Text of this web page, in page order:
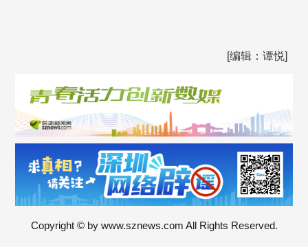
[编辑：谭悦]
Copyright © by www.sznews.com All Rights Reserved.